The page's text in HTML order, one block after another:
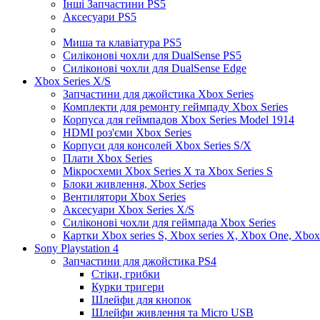
Інші Запчастини PS5
Аксесуари PS5
Миша та клавіатура PS5
Силіконові чохли для DualSense PS5
Силіконові чохли для DualSense Edge
Xbox Series X/S
Запчастини для джойстика Xbox Series
Комплекти для ремонту геймпаду Xbox Series
Корпуса для геймпадов Xbox Series Model 1914
HDMI роз'єми Xbox Series
Корпуси для консолей Xbox Series S/X
Плати Xbox Series
Мікросхеми Xbox Series X та Xbox Series S
Блоки живлення, Xbox Series
Вентилятори Xbox Series
Аксесуари Xbox Series X/S
Силіконові чохли для геймпада Xbox Series
Картки Xbox series S, Xbox series X, Xbox One,
Sony Playstation 4
Запчастини для джойстика PS4
Стіки, грибки
Курки тригери
Шлейфи для кнопок
Шлейфи живлення та Micro USB